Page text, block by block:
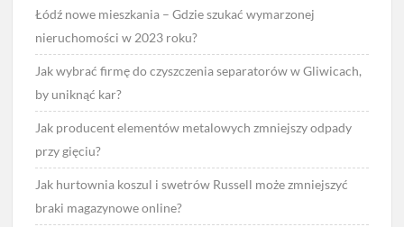
Łódź nowe mieszkania – Gdzie szukać wymarzonej
nieruchomości w 2023 roku?
Jak wybrać firmę do czyszczenia separatorów w Gliwicach,
by uniknąć kar?
Jak producent elementów metalowych zmniejszy odpady
przy gięciu?
Jak hurtownia koszul i swetrów Russell może zmniejszyć
braki magazynowe online?